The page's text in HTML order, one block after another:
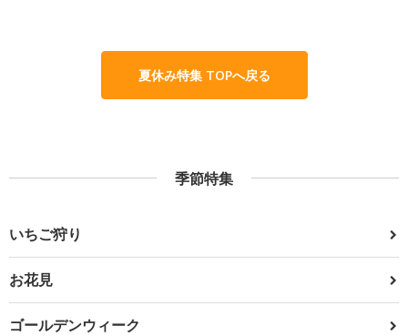
夏休み特集 TOPへ戻る
季節特集
いちご狩り
お花見
ゴールデンウィーク